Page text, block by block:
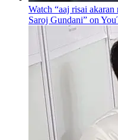
Watch “aaj risai
Saroj Gundani” on